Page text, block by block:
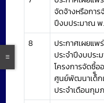
จัดจ้างหรือการ
ปีงบประมาณ พ
8
ประกาศเผยแพ
ประจำปีงบปร
โครงการจัดซื้อ
ศูนย์พัฒนาเด็็กเ
ประจำเดือนกุ